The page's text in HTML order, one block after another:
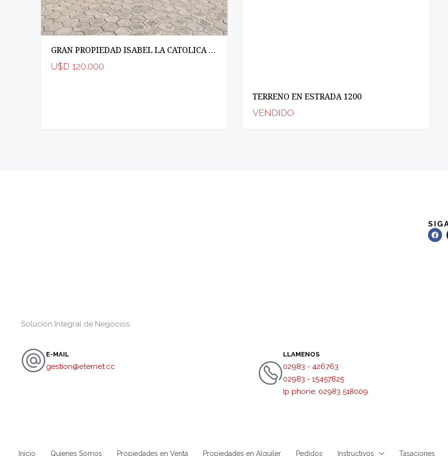
GRAN PROPIEDAD ISABEL LA CATOLICA AL 200
U$D 120.000
TERRENO EN ESTRADA 1200
VENDIDO
Solución Integral de Negocios
E-MAIL
gestion@eternet.cc
LLAMENOS
02983 - 426763
02983 - 15457825
Ip phone: 02983 518009
Inicio Quienes Somos Propiedades en Venta Propiedades en Alquiler Pedidos Instructivos Tasaciones